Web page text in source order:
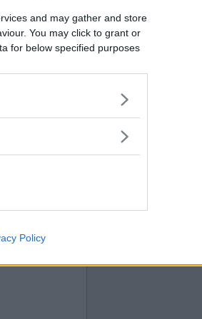
and may gather and store
You may click to grant or
for below specified purposes
Policy
bli